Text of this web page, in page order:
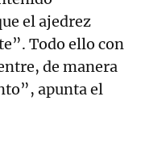
el ajedrez
Todo ello con
de manera
apunta el